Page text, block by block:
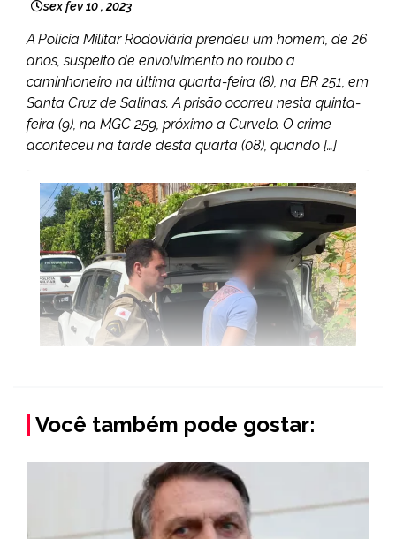
sex fev 10 , 2023
A Polícia Militar Rodoviária prendeu um homem, de 26
anos, suspeito de envolvimento no roubo a
caminhoneiro na última quarta-feira (8), na BR 251, em
Santa Cruz de Salinas. A prisão ocorreu nesta quinta-
feira (9), na MGC 259, próximo a Curvelo. O crime
aconteceu na tarde desta quarta (08), quando […]
Você também pode gostar: